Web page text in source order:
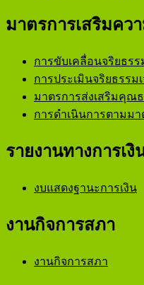
มาตรการเสริมคว
การขับเคลื่อนจริยธรร
การประเมินจริยธรรม
มาตรการส่งเสริมคุณ
การดำเนินการตามม
รายงานทางการเงิ
งบแสดงฐานะการเงิน
งานกิจการสภา
งานกิจการสภา